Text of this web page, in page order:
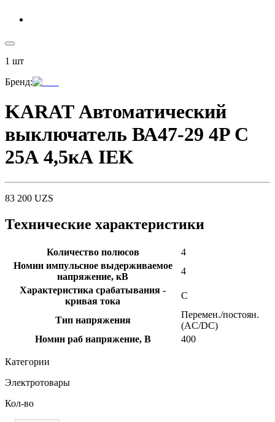
1 шт
Бренд:
KARAT Автоматический
выключатель ВА47-29 4P C
25А 4,5кА IEK
83 200 UZS
Технические характеристики
Количество полюсов
4
Номин импульсное выдерживаемое
напряжение, кВ
4
Характеристика срабатывания -
кривая тока
C
Тип напряжения
Перемен./постоян.
(AC/DC)
Номин раб напряжение, В
400
Категории
Электротовары
Кол-во